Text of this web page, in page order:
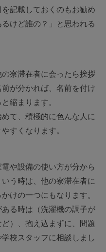
記載しておくのもお勧め
けど誰の？」と思われる
寮滞在者に会ったら挨拶
が分かれば、名前を付け
縮まります。
て、積極的に色んな人に
すくなります。
や設備の使い方が分から
う時は、他の寮滞在者に
けの一つにもなります。
る時は（洗濯機の調子が
）、抱え込まずに、問題
校スタッフに相談しまし